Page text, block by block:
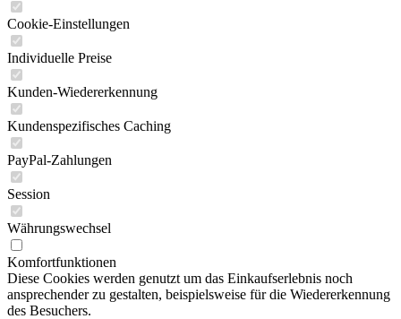
Cookie-Einstellungen
Individuelle Preise
Kunden-Wiedererkennung
Kundenspezifisches Caching
PayPal-Zahlungen
Session
Währungswechsel
Komfortfunktionen
Diese Cookies werden genutzt um das Einkaufserlebnis noch
ansprechender zu gestalten, beispielsweise für die Wiedererkennung
des Besuchers.